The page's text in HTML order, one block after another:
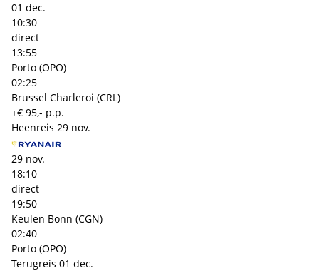
01 dec.
10:30
direct
13:55
Porto (OPO)
02:25
Brussel Charleroi (CRL)
+€ 95,- p.p.
Heenreis 29 nov.
29 nov.
18:10
direct
19:50
Keulen Bonn (CGN)
02:40
Porto (OPO)
Terugreis 01 dec.